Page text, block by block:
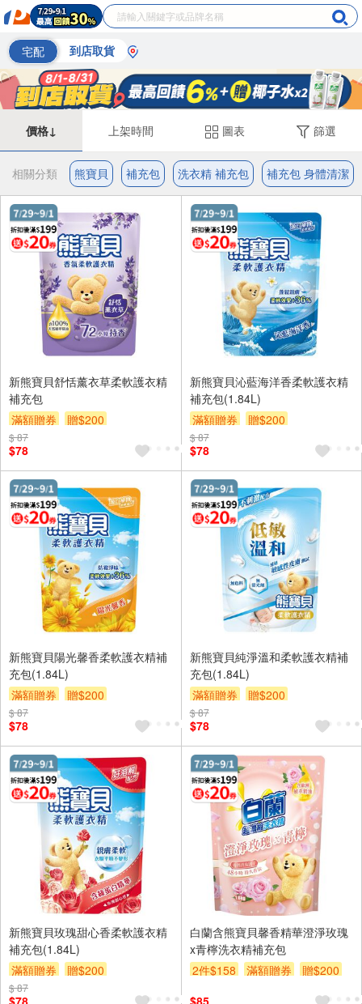
宅配 到店取貨
價格↓ 上架時間 圖表 篩選
相關分類 熊寶貝 補充包 洗衣精 補充包 補充包 身體清潔
新熊寶貝舒恬薰衣草柔軟護衣精
補充包
滿額贈券
贈$200
$ 87
$78
新熊寶貝沁藍海洋香柔軟護衣精
補充包(1.84L)
滿額贈券
贈$200
$ 87
$78
新熊寶貝陽光馨香柔軟護衣精補
充包(1.84L)
滿額贈券
贈$200
$ 87
$78
新熊寶貝純淨溫和柔軟護衣精補
充包(1.84L)
滿額贈券
贈$200
$ 87
$78
新熊寶貝玫瑰甜心香柔軟護衣精
補充包(1.84L)
滿額贈券
贈$200
$ 87
白蘭含熊寶貝馨香精華澄淨玫瑰
x青檸洗衣精補充包
2件$158
滿額贈券
贈$200